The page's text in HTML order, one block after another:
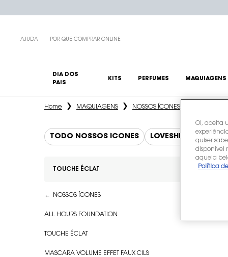
AJUDA POR QUE COMPRAR ONLINE
DIA DOS
PAIS
KITS PERFUMES MAQUIAGENS
TOUCHÉ ECLAT:
Home MAQUIAGENS NOSSOS ÍCONES
TODO NOSSOS ÍCONES LOVESHINE CANDY
TOUCHE ÉCLAT
Refinements menu
TOUCHE ÉCLAT
NOSSOS ÍCONES
ALL HOURS FOUNDATION
TOUCHE ÉCLAT
MASCARA VOLUME EFFET FAUX CILS
Oi, aceita
quiser
disponível
aquela
Política